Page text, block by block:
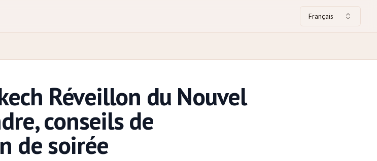
Français
Réveillon du Nouvel
conseils de
de soirée